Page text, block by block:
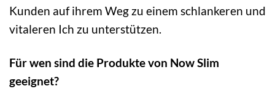
Kunden auf ihrem Weg zu einem schlankeren und
vitaleren Ich zu unterstützen.
Für wen sind die Produkte von Now Slim
geeignet?